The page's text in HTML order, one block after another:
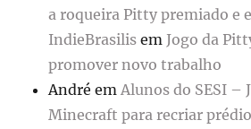
a roqueira Pitty premiado e
IndieBrasilis em Jogo da
promover novo trabalho
André emAlunos do SESI –
Minecraft para recriar